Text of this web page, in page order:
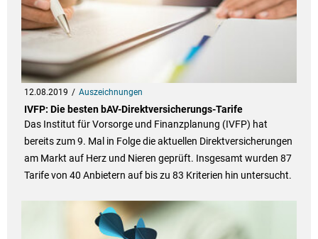
12.08.2019 Auszeichnungen
IVFP: Die besten bAV-Direktversicherungs-Tarife
Das Institut für Vorsorge und Finanzplanung (IVFP) hat
bereits zum 9. Mal in Folge die aktuellen Direktversicherungen
am Markt auf Herz und Nieren geprüft. Insgesamt wurden 87
Tarife von 40 Anbietern auf bis zu 83 Kriterien hin untersucht.